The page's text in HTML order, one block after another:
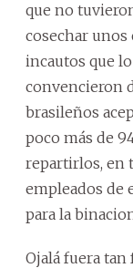
que no
cosechar unos
incautos que
convencieron
brasileños
poco más de
repartirlos, en
empleados de
para la
Ojalá fuera tan